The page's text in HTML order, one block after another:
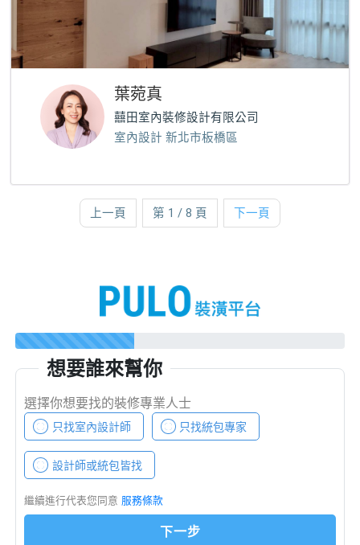
葉菀真
囍田室內裝修設計有限公司
室內設計 新北市板橋區
上一頁 第 1 / 8 頁 下一頁